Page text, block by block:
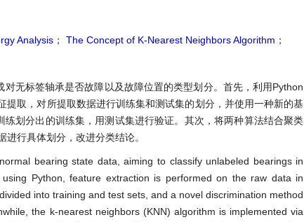
Analysis ； The Concept of K-Nearest Neighbors Algorithm ；
无标签轴承是否故障以及故障位置的类型划分。首先，利用Python
取，对所提取数据进行训练集和测试集的划分，并使用一种新的基
划分出的训练集，用测试集进行验证。其次，将两种算法结合聚类
行具体划分，改进分类结论。
bearing state data, aiming to classify unlabeled bearings in
Python, feature extraction is performed on the raw data in
into training and test sets, and a novel discrimination method
the k-nearest neighbors (KNN) algorithm is implemented via